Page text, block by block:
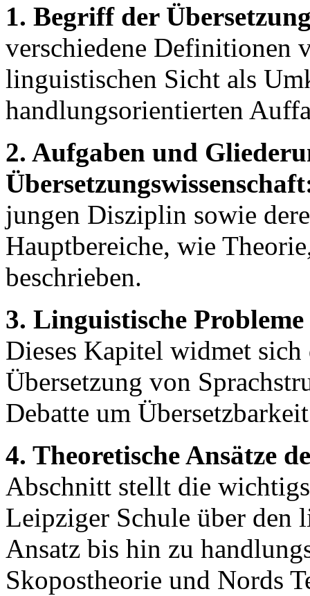
1. Begriff der
verschiedene Definitionen
linguistischen Sicht als
handlungsorientierten
2. Aufgaben und
jungen Disziplin sowie
Hauptbereiche, wie
beschrieben.
3. Linguistische
Dieses Kapitel widmet
Übersetzung von
Debatte um
4. Theoretische Ansätze
Abschnitt stellt die
Leipziger Schule über
Ansatz bis hin zu
Skopostheorie und Nords